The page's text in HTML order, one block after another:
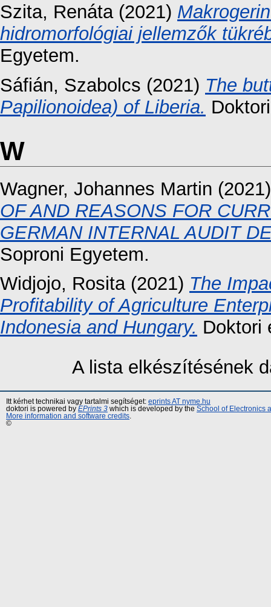
Szita, Renáta(2021)
hidromorfológiai jellemzők
Egyetem.
Sáfián, Szabolcs (2021) The
Papilionoidea) of Liberia.
W
Wagner, Johannes Martin
OF AND REASONS FOR
GERMAN INTERNAL AUDIT
Soproni Egyetem.
Widjojo, Rosita(2021) The
Profitability of Agriculture
Indonesia and Hungary. Doktori
A lista elkészítésének
Itt kérhet technikai vagy tartalmi segítséget: eprints AT nyme.hu
doktori is powered by EPrints 3 which is developed by the School of Electronics
More information and software credits.
©